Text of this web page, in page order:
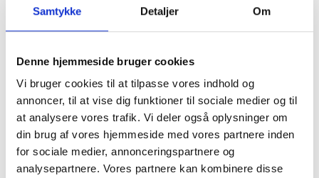
Samtykke Detaljer Om
Denne hjemmeside bruger cookies
Vi bruger cookies til at tilpasse vores indhold og
annoncer, til at vise dig funktioner til sociale medier og til
at analysere vores trafik. Vi deler også oplysninger om
din brug af vores hjemmeside med vores partnere inden
for sociale medier, annonceringspartnere og
analysepartnere. Vores partnere kan kombinere disse